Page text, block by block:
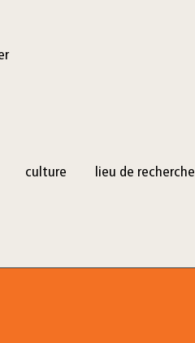
culture lieu de recherche